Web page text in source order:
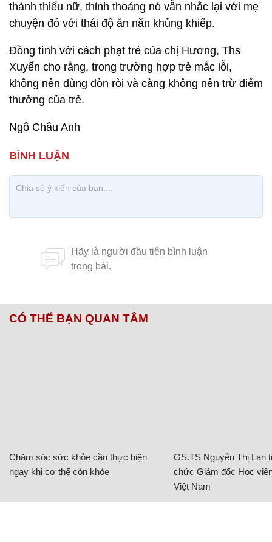
thành thiếu nữ, thỉnh thoảng nó vẫn nhắc lại với mẹ
chuyện đó với thái độ ăn năn khủng khiếp.
Đồng tình với cách phạt trẻ của chị Hương, Ths
Xuyến cho rằng, trong trường hợp trẻ mắc lỗi,
không nên dùng đòn ròi và càng không nên trừ điểm
thưởng của trẻ.
Ngô Châu Anh
CÓ THỂ BẠN QUAN TÂM
Chăm sóc sức khỏe cần thực hiện
ngay khi cơ thể còn khỏe
GS.TS Nguyễn Thị Lan
chức Giám đốc Học
Việt Nam